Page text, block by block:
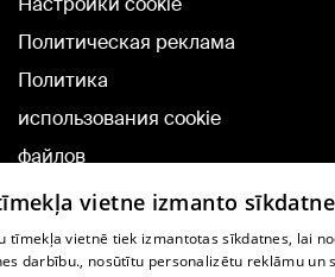
Политическая реклама
Политика
использования cookie
файлов
Добавление
комментариев
vietne izmanto
tīmekļa vietnē tiek izmantotas sīkdatnes, lai
darbību., nosūtītu personalizētu reklāmu un